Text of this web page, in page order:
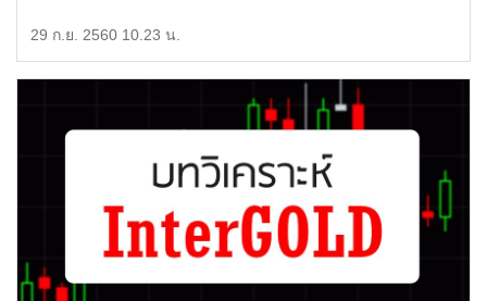
29 ก.ย. 2560 10.23 น.